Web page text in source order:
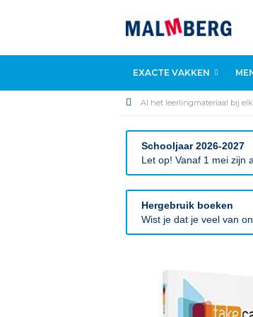
EXACTE VAKKEN
Al het leerlingmateriaal bij
Schooljaar 2026-2027
Let op! Vanaf 1 mei zijn
Hergebruik boeken
Wist je dat je veel van